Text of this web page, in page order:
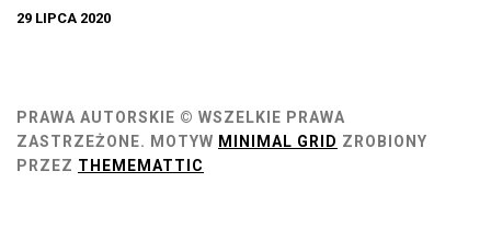
29 LIPCA 2020
PRAWA AUTORSKIE © WSZELKIE PRAWA
ZASTRZEŻONE. MOTYW MINIMAL GRID ZROBIONY
PRZEZ THEMEMATTIC